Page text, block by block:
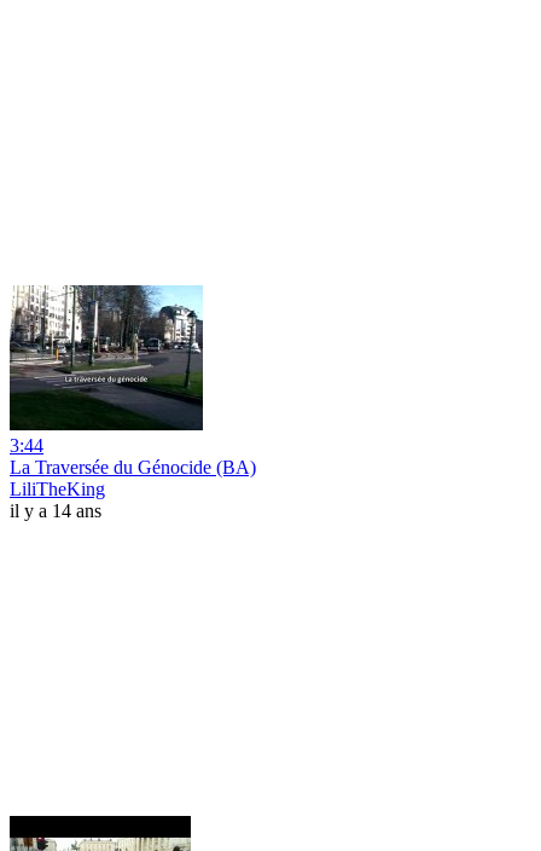
3:44
La Traversée du Génocide (BA)
LiliTheKing
il y a 14 ans